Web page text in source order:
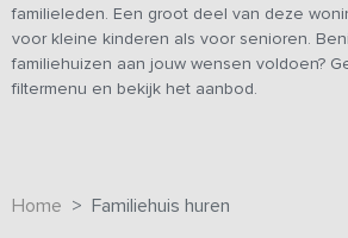
familieleden. Een groot deel van deze
voor kleine kinderen als voor senioren.
familiehuizen aan jouw wensen voldoen?
filtermenu en bekijk het aanbod.
Home Familiehuis huren